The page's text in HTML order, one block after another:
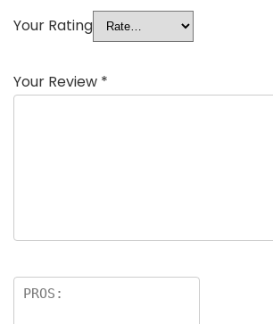
Your Rating
Your Review *